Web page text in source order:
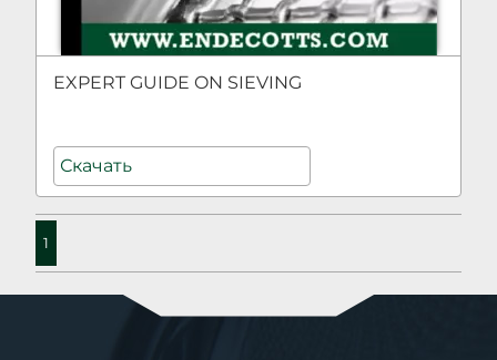
EXPERT GUIDE ON SIEVING
Скачать
1